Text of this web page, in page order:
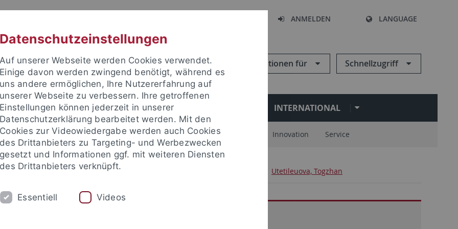
ANMELDEN LANGUAGE
Informationen für Schnellzugriff
FORSCHUNG EINRICHTUNGEN INTERNATIONAL
Zentren und Institute Nachwuchsförderung Kooperationspartner Innovation Service
Sonderforschungsbereiche Utetileuova, Togzhan
Utetileuova
Datenschutzeinstellungen
Auf unserer Webseite werden Cookies verwendet.
Einige davon werden zwingend benötigt, während es
uns andere ermöglichen, Ihre Nutzererfahrung auf
unserer Webseite zu verbessern. Ihre getroffenen
Einstellungen können jederzeit in unserer
Datenschutzerklärung bearbeitet werden. Mit den
Cookies zur Videowiedergabe werden auch Cookies
des Drittanbieters zu Targeting- und Werbezwecken
gesetzt und Informationen ggf. mit weiteren Diensten
des Drittanbieters verknüpft.
Essentiell Videos